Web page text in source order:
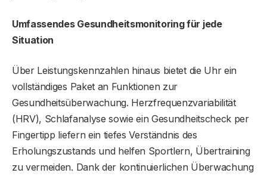
Umfassendes Gesundheitsmonitoring für jede
Situation
Über Leistungskennzahlen hinaus bietet die Uhr ein
vollständiges Paket an Funktionen zur
Gesundheitsüberwachung. Herzfrequenzvariabilität
(HRV), Schlafanalyse sowie ein Gesundheitscheck per
Fingertipp liefern ein tiefes Verständnis des
Erholungszustands und helfen Sportlern, Übertraining
zu vermeiden. Dank der kontinuierlichen Überwachung